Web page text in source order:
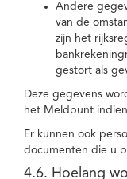
Andere
van de
zijn het
gestort als
Deze gegevens
het Meldpunt
Er kunnen ook
documenten die u
4.6. Hoelang